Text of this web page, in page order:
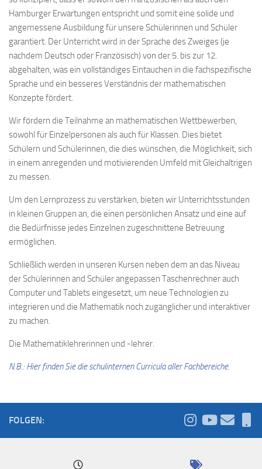
Hamburger Erwartungen entspricht und somit eine solide und
angemessene Ausbildung für unsere Schülerinnen und Schüler
garantiert. Der Unterricht wird in der Sprache des Zweiges (je
nachdem Deutsch oder Französisch) von der 5. bis zur 12.
abgehalten, was ein vollständiges Eintauchen in die fachspezifische
Sprache und ein besseres Verständnis der mathematischen
Konzepte fördert.
Wir fördern die Teilnahme an mathematischen Wettbewerben,
sowohl für Einzelpersonen als auch für Klassen. Dies bietet
Schülern und Schülerinnen, die dies wünschen, die Möglichkeit, sich
in einem anregenden und motivierenden Umfeld mit Gleichaltrigen
zu messen.
Um den Lernprozess zu verstärken, bieten wir Unterrichtsstunden
in kleinen Gruppen an, die einen persönlichen Ansatz und eine auf
die Bedürfnisse jedes Einzelnen zugeschnittene Betreuung
ermöglichen.
Schließlich werden in unseren Kursen neben dem an das Niveau
der Schülerinnen and Schüler angepassen Taschenrechner auch
Computer und Tablets eingesetzt, um neue Technologien zu
integrieren und die Mathematik noch zugänglicher und interaktiver
zu machen.
Die Mathematiklehrerinnen und -lehrer.
N.B.: Hier finden Sie die schulinternen Curricula aller Fachbereiche.
FOLGEN: